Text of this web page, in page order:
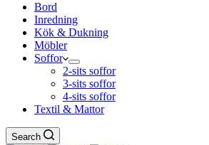
Bord
Inredning
Kök & Dukning
Möbler
Soffor
2-sits soffor
3-sits soffor
4-sits soffor
Textil & Mattor
Search